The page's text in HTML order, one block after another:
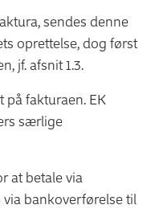
sendes denne
oprettelse, dog først
jf. afsnit 1.3.
på fakturaen. EK
særlige
at betale via
bankoverførelse til